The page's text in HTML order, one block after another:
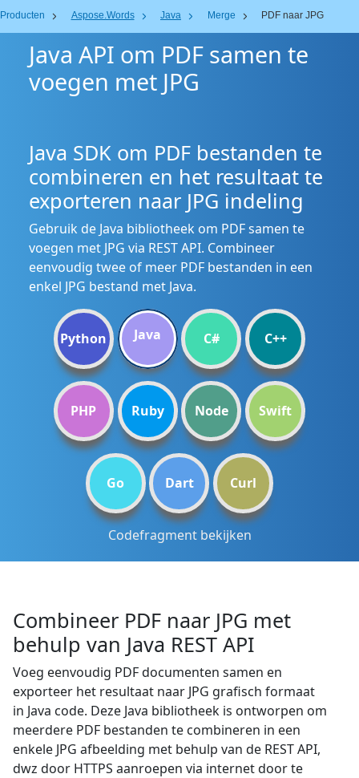
Producten Aspose.Words Java Merge PDF naar JPG
Java API om PDF samen te
voegen met JPG
Java SDK om PDF bestanden te
combineren en het resultaat te
exporteren naar JPG indeling
Gebruik de Java bibliotheek om PDF samen te
voegen met JPG via REST API. Combineer
eenvoudig twee of meer PDF bestanden in een
enkel JPG bestand met Java.
Python Java C# C++
PHP Ruby Node Swift
Go Dart Curl
Codefragment bekijken
Combineer PDF naar JPG met
behulp van Java REST API
Voeg eenvoudig PDF documenten samen en
exporteer het resultaat naar JPG grafisch formaat
in Java code. Deze Java bibliotheek is ontworpen om
meerdere PDF bestanden te combineren in een
enkele JPG afbeelding met behulp van de REST API,
dwz door HTTPS aanroepen via internet door te